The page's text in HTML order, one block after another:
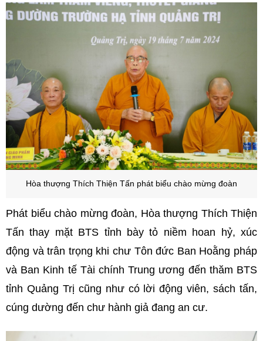
Hòa thượng Thích Thiện Tấn phát biểu chào mừng đoàn
Phát biểu chào mừng đoàn, Hòa thượng Thích Thiện
Tấn thay mặt BTS tỉnh bày tỏ niềm hoan hỷ, xúc
động và trân trọng khi chư Tôn đức Ban Hoằng pháp
và Ban Kinh tế Tài chính Trung ương đến thăm BTS
tỉnh Quảng Trị cũng như có lời động viên, sách tấn,
cúng dường đến chư hành giả đang an cư.